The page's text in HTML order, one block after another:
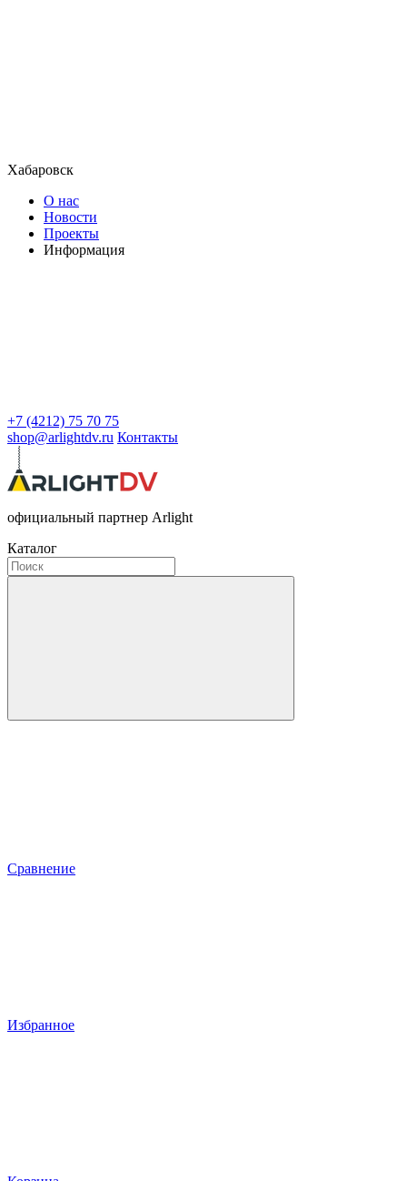
Хабаровск
О нас
Новости
Проекты
Информация
+7 (4212) 75 70 75
shop@arlightdv.ru Контакты
официальный партнер Arlight
Каталог
Сравнение
Избранное